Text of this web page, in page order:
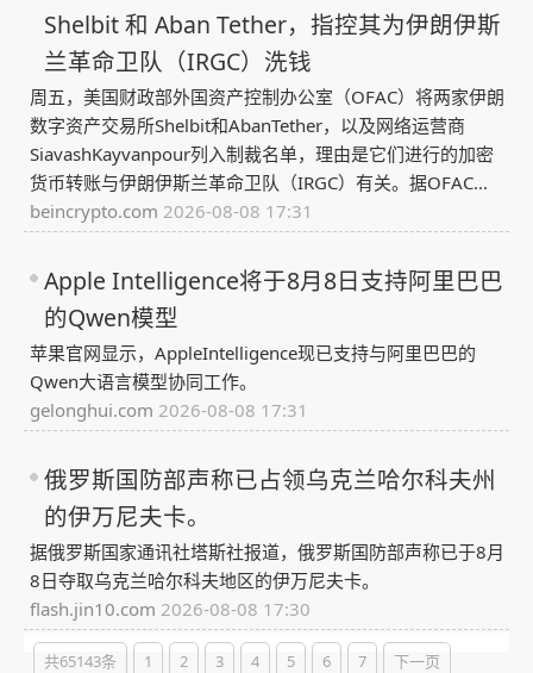
Shelbit 和 Aban Tether，指控其为伊朗伊斯
兰革命卫队（IRGC）洗钱
周五，美国财政部外国资产控制办公室（OFAC）将两家伊朗
数字资产交易所Shelbit和AbanTether，以及网络运营商
SiavashKayvanpour列入制裁名单，理由是它们进行的加密
货币转账与伊朗伊斯兰革命卫队（IRGC）有关。据OFAC...
beincrypto.com 2026-08-08 17:31
Apple Intelligence将于8月8日支持阿里巴巴
的Qwen模型
苹果官网显示，AppleIntelligence现已支持与阿里巴巴的
Qwen大语言模型协同工作。
gelonghui.com 2026-08-08 17:31
俄罗斯国防部声称已占领乌克兰哈尔科夫州
的伊万尼夫卡。
据俄罗斯国家通讯社塔斯社报道，俄罗斯国防部声称已于8月
8日夺取乌克兰哈尔科夫地区的伊万尼夫卡。
flash.jin10.com 2026-08-08 17:30
共65143条 1 2 3 4 5 6 7
下一页